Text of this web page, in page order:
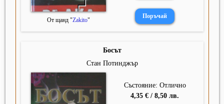
От щанд "Zakito"
Босът
Стан Потинджър
Състояние: Отлично
4,35 € / 8,50 лв.